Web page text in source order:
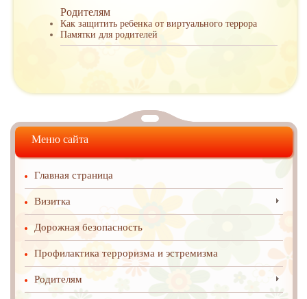
Родителям
Как защитить ребенка от виртуального террора
Памятки для родителей
Меню сайта
Главная страница
Визитка
Дорожная безопасность
Профилактика терроризма и эстремизма
Родителям